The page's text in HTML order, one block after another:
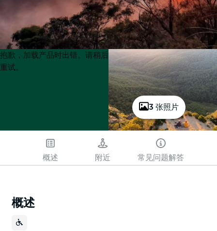
3 张照片
Product
List
Product
List
抱歉，加载产品时出错。请稍后
重试。
概述 附近 常见问题解答
概述